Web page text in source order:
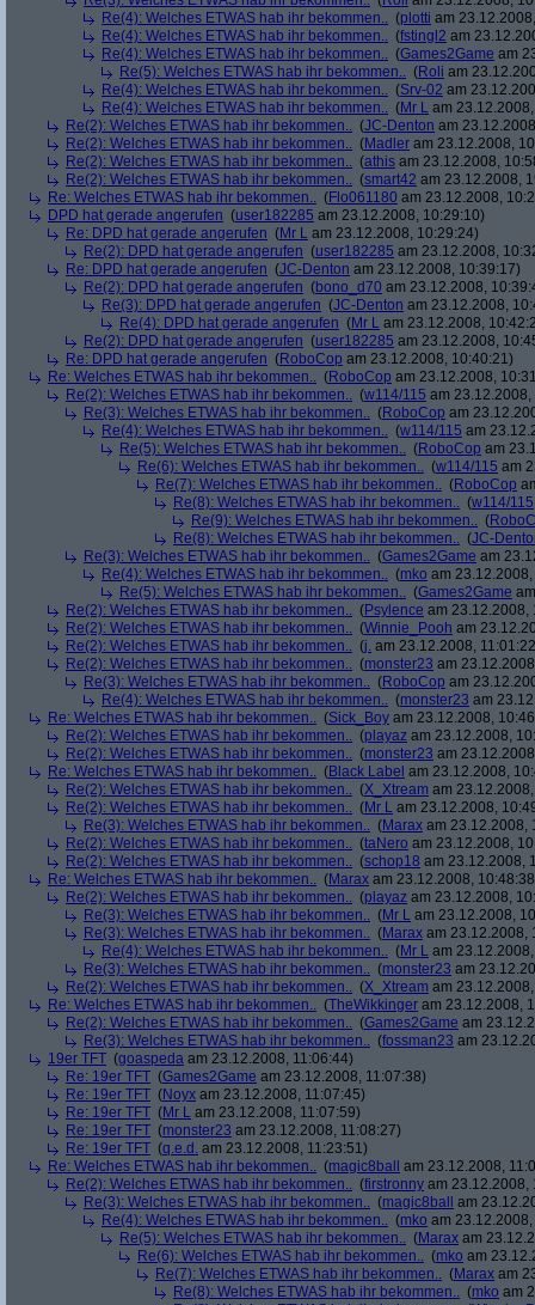
Re(4): Welches ETWAS hab ihr bekommen.. (plotti am
Re(4): Welches ETWAS hab ihr bekommen.. (fstingl2 am
Re(4): Welches ETWAS hab ihr bekommen.. (Games2Game am
Re(5): Welches ETWAS hab ihr bekommen.. (Roli am
Re(4): Welches ETWAS hab ihr bekommen.. (Srv-02 am
Re(4): Welches ETWAS hab ihr bekommen.. (Mr L am
Re(2): Welches ETWAS hab ihr bekommen.. (JC-Denton am
Re(2): Welches ETWAS hab ihr bekommen.. (Madler am 23.12.2008,
Re(2): Welches ETWAS hab ihr bekommen.. (athis am 23.12.2008,
Re(2): Welches ETWAS hab ihr bekommen.. (smart42 am 23.12.2008,
Re: Welches ETWAS hab ihr bekommen.. (Flo061180 am 23.12.2008,
DPD hat gerade angerufen (user182285 am 23.12.2008, 10:29:10)
Re: DPD hat gerade angerufen (Mr L am 23.12.2008, 10:29:24)
Re(2): DPD hat gerade angerufen (user182285 am 23.12.2008,
Re: DPD hat gerade angerufen (JC-Denton am 23.12.2008, 10:39:17)
Re(2): DPD hat gerade angerufen (bono_d70 am 23.12.2008,
Re(3): DPD hat gerade angerufen (JC-Denton am 23.12.2008,
Re(4): DPD hat gerade angerufen (Mr L am 23.12.2008,
Re(2): DPD hat gerade angerufen (user182285 am 23.12.2008,
Re: DPD hat gerade angerufen (RoboCop am 23.12.2008, 10:40:21)
Re: Welches ETWAS hab ihr bekommen.. (RoboCop am 23.12.2008,
Re(2): Welches ETWAS hab ihr bekommen.. (w114/115 am
Re(3): Welches ETWAS hab ihr bekommen.. (RoboCop am
Re(4): Welches ETWAS hab ihr bekommen.. (w114/115 am
Re(5): Welches ETWAS hab ihr bekommen.. (RoboCop am
Re(6): Welches ETWAS hab ihr bekommen.. (w114/115 am
Re(7): Welches ETWAS hab ihr bekommen.. (RoboCop
Re(8): Welches ETWAS hab ihr bekommen.. (w114/115
Re(9): Welches ETWAS hab ihr bekommen.. (
Re(8): Welches ETWAS hab ihr bekommen.. (JC-
Re(3): Welches ETWAS hab ihr bekommen.. (Games2Game am
Re(4): Welches ETWAS hab ihr bekommen.. (mko am
Re(5): Welches ETWAS hab ihr bekommen.. (Games2Game
Re(2): Welches ETWAS hab ihr bekommen.. (Psylence am 23.12.2008,
Re(2): Welches ETWAS hab ihr bekommen.. (Winnie_Pooh am
Re(2): Welches ETWAS hab ihr bekommen.. (j. am 23.12.2008,
Re(2): Welches ETWAS hab ihr bekommen.. (monster23 am
Re(3): Welches ETWAS hab ihr bekommen.. (RoboCop am
Re(4): Welches ETWAS hab ihr bekommen.. (monster23 am
Re: Welches ETWAS hab ihr bekommen.. (Sick_Boy am 23.12.2008,
Re(2): Welches ETWAS hab ihr bekommen.. (playaz am 23.12.2008,
Re(2): Welches ETWAS hab ihr bekommen.. (monster23 am
Re: Welches ETWAS hab ihr bekommen.. (Black Label am 23.12.2008,
Re(2): Welches ETWAS hab ihr bekommen.. (X_Xtream am
Re(2): Welches ETWAS hab ihr bekommen.. (Mr L am 23.12.2008,
Re(3): Welches ETWAS hab ihr bekommen.. (Marax am 23.12.2008,
Re(2): Welches ETWAS hab ihr bekommen.. (taNero am 23.12.2008,
Re(2): Welches ETWAS hab ihr bekommen.. (schop18 am 23.12.2008,
Re: Welches ETWAS hab ihr bekommen.. (Marax am 23.12.2008,
Re(2): Welches ETWAS hab ihr bekommen.. (playaz am 23.12.2008,
Re(3): Welches ETWAS hab ihr bekommen.. (Mr L am 23.12.2008,
Re(3): Welches ETWAS hab ihr bekommen.. (Marax am 23.12.2008,
Re(4): Welches ETWAS hab ihr bekommen.. (Mr L am
Re(3): Welches ETWAS hab ihr bekommen.. (monster23 am
Re(2): Welches ETWAS hab ihr bekommen.. (X_Xtream am
Re: Welches ETWAS hab ihr bekommen.. (TheWikkinger am 23.12.2008,
Re(2): Welches ETWAS hab ihr bekommen.. (Games2Game am
Re(3): Welches ETWAS hab ihr bekommen.. (fossman23 am
19er TFT (goaspeda am 23.12.2008, 11:06:44)
Re: 19er TFT (Games2Game am 23.12.2008, 11:07:38)
Re: 19er TFT (Noyx am 23.12.2008, 11:07:45)
Re: 19er TFT (Mr L am 23.12.2008, 11:07:59)
Re: 19er TFT (monster23 am 23.12.2008, 11:08:27)
Re: 19er TFT (q.e.d. am 23.12.2008, 11:23:51)
Re: Welches ETWAS hab ihr bekommen.. (magic8ball
am 23.12.2008,
Re(2): Welches ETWAS hab ihr bekommen.. (firstronny am 23.12.2008,
Re(3): Welches ETWAS hab ihr bekommen.. (magic8ball
am
Re(4): Welches ETWAS hab ihr bekommen.. (mko am
Re(5): Welches ETWAS hab ihr bekommen.. (Marax am
Re(6): Welches ETWAS hab ihr bekommen.. (mko am
Re(7): Welches ETWAS hab ihr bekommen.. (Marax am
Re(8): Welches ETWAS hab ihr bekommen.. (mko am